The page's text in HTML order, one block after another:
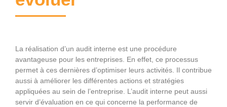
La réalisation d’un audit interne est une procédure
avantageuse pour les entreprises. En effet, ce processus
permet à ces dernières d’optimiser leurs activités. Il contribue
aussi à améliorer les différentes actions et stratégies
appliquées au sein de l’entreprise. L’audit interne peut aussi
servir d’évaluation en ce qui concerne la performance de